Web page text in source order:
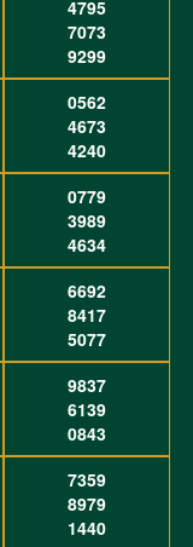
4795
7073
9299
0562
4673
4240
0779
3989
4634
6692
8417
5077
9837
6139
0843
7359
8979
1440